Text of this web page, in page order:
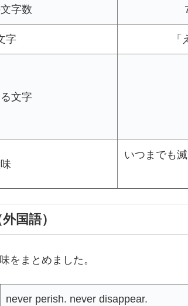
字数
字
文字
いつまでも
国語）
をまとめました。
never perish. never disappear.